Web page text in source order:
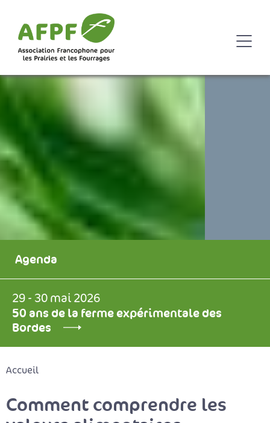
Agenda
29 - 30 mai 2026
50 ans de la ferme expérimentale des
Bordes
Accueil
Comment comprendre les